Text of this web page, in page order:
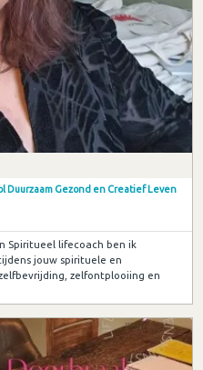
Duurzaam Gezond en Creatief Leven
Spiritueel lifecoach ben ik
jouw spirituele en
zelfontplooiing en